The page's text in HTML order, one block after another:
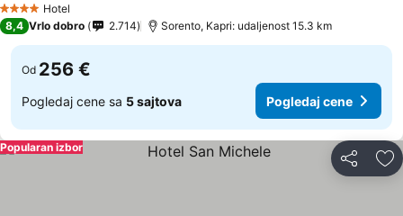
4 ZvezdiceHotel
8,4 Vrlo dobro 2.714 Sorento, Kapri: udaljenost 15.3 km
Od 256 €
Pogledaj cene sa 5 sajtova Pogledaj cene
Deli
Popularan izbor